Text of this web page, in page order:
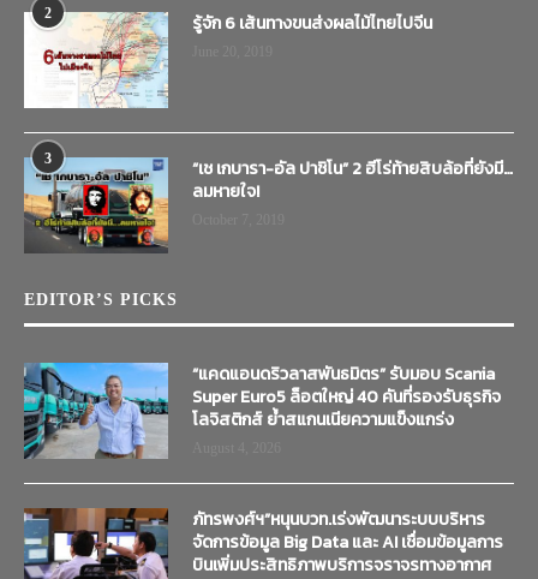
2 รู้จัก 6 เส้นทางขนส่งผลไม้ไทยไปจีน
3
“เช เกบารา-อัล ปาชิโน” 2 ฮีโร่ท้ายสิบล้อที่ยังมี…
ลมหายใจ!
EDITOR’S PICKS
“แคดแอนดริวลาสพันธมิตร” รับมอบ Scania
Super Euro5 ล็อตใหญ่ 40 คันที่รองรับธุรกิจ
โลจิสติกส์ ย้ำสแกนเนียความแข็งแกร่ง
ภัทรพงศ์ฯ”หนุนบวท.เร่งพัฒนาระบบบริหาร
จัดการข้อมูล Big Data และ AI เชื่อมข้อมูลการ
บินเพิ่มประสิทธิภาพบริการจราจรทางอากาศ